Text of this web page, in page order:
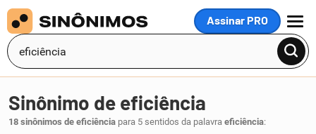
Assinar PRO
MENU
Sinônimo de eficiência
18 sinônimos de eficiência para 5 sentidos da palavra eficiência: